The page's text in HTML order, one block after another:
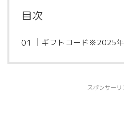
目次
ギフトコード※2025
スポンサーリ